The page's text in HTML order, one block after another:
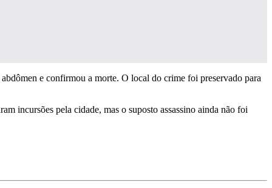
e confirmou a morte. O local do crime foi preservado para
incursões pela cidade, mas o suposto assassino ainda não foi